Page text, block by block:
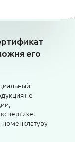
его
не
номенклатуру